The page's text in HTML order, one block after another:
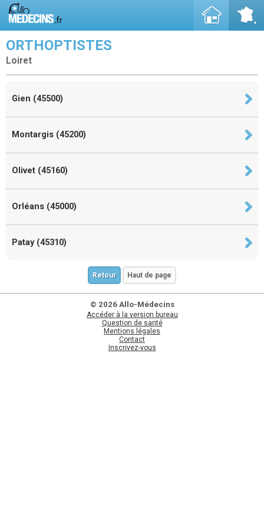
ORTHOPTISTES
Loiret
Gien (45500)
Montargis (45200)
Olivet (45160)
Orléans (45000)
Patay (45310)
Retour Haut de page
© 2026 Allo-Médecins
Accéder à la version bureau
Question de santé
Mentions légales
Contact
Inscrivez-vous